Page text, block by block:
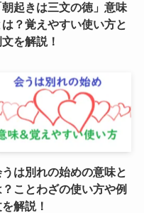
朝起きは三文の徳」意味
は？覚えやすい使い方と
を解説！
は別れの始めの意味と
？ことわざの使い方や例
解説！